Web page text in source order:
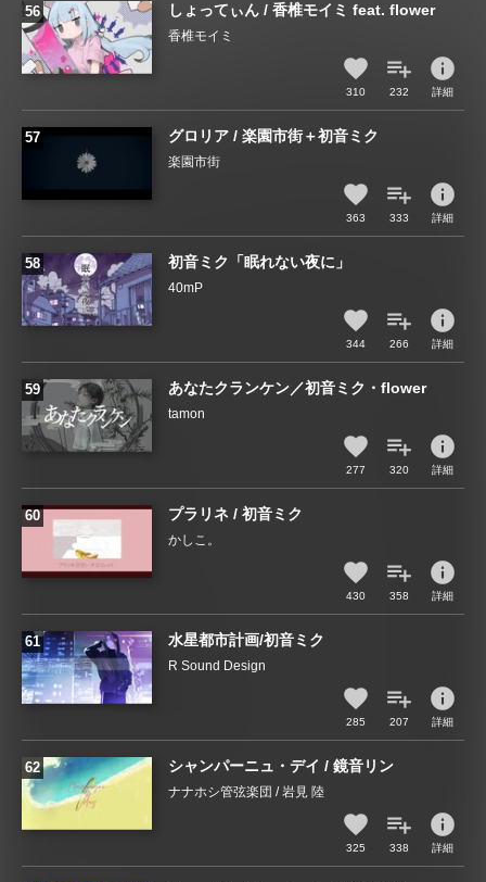
しょってぃん / 香椎モイミ feat. flower
香椎モイミ
310 232
info
詳細
グロリア / 楽園市街＋初音ミク
楽園市街
363 333
info
詳細
初音ミク「眠れない夜に」
40mP
344 266
info
詳細
あなたクランケン／初音ミク・flower
tamon
277 320
info
詳細
プラリネ / 初音ミク
かしこ。
430 358
info
詳細
水星都市計画/初音ミク
R Sound Design
285 207
info
詳細
シャンパーニュ・デイ / 鏡音リン
ナナホシ管弦楽団 / 岩見 陸
325 338
info
詳細